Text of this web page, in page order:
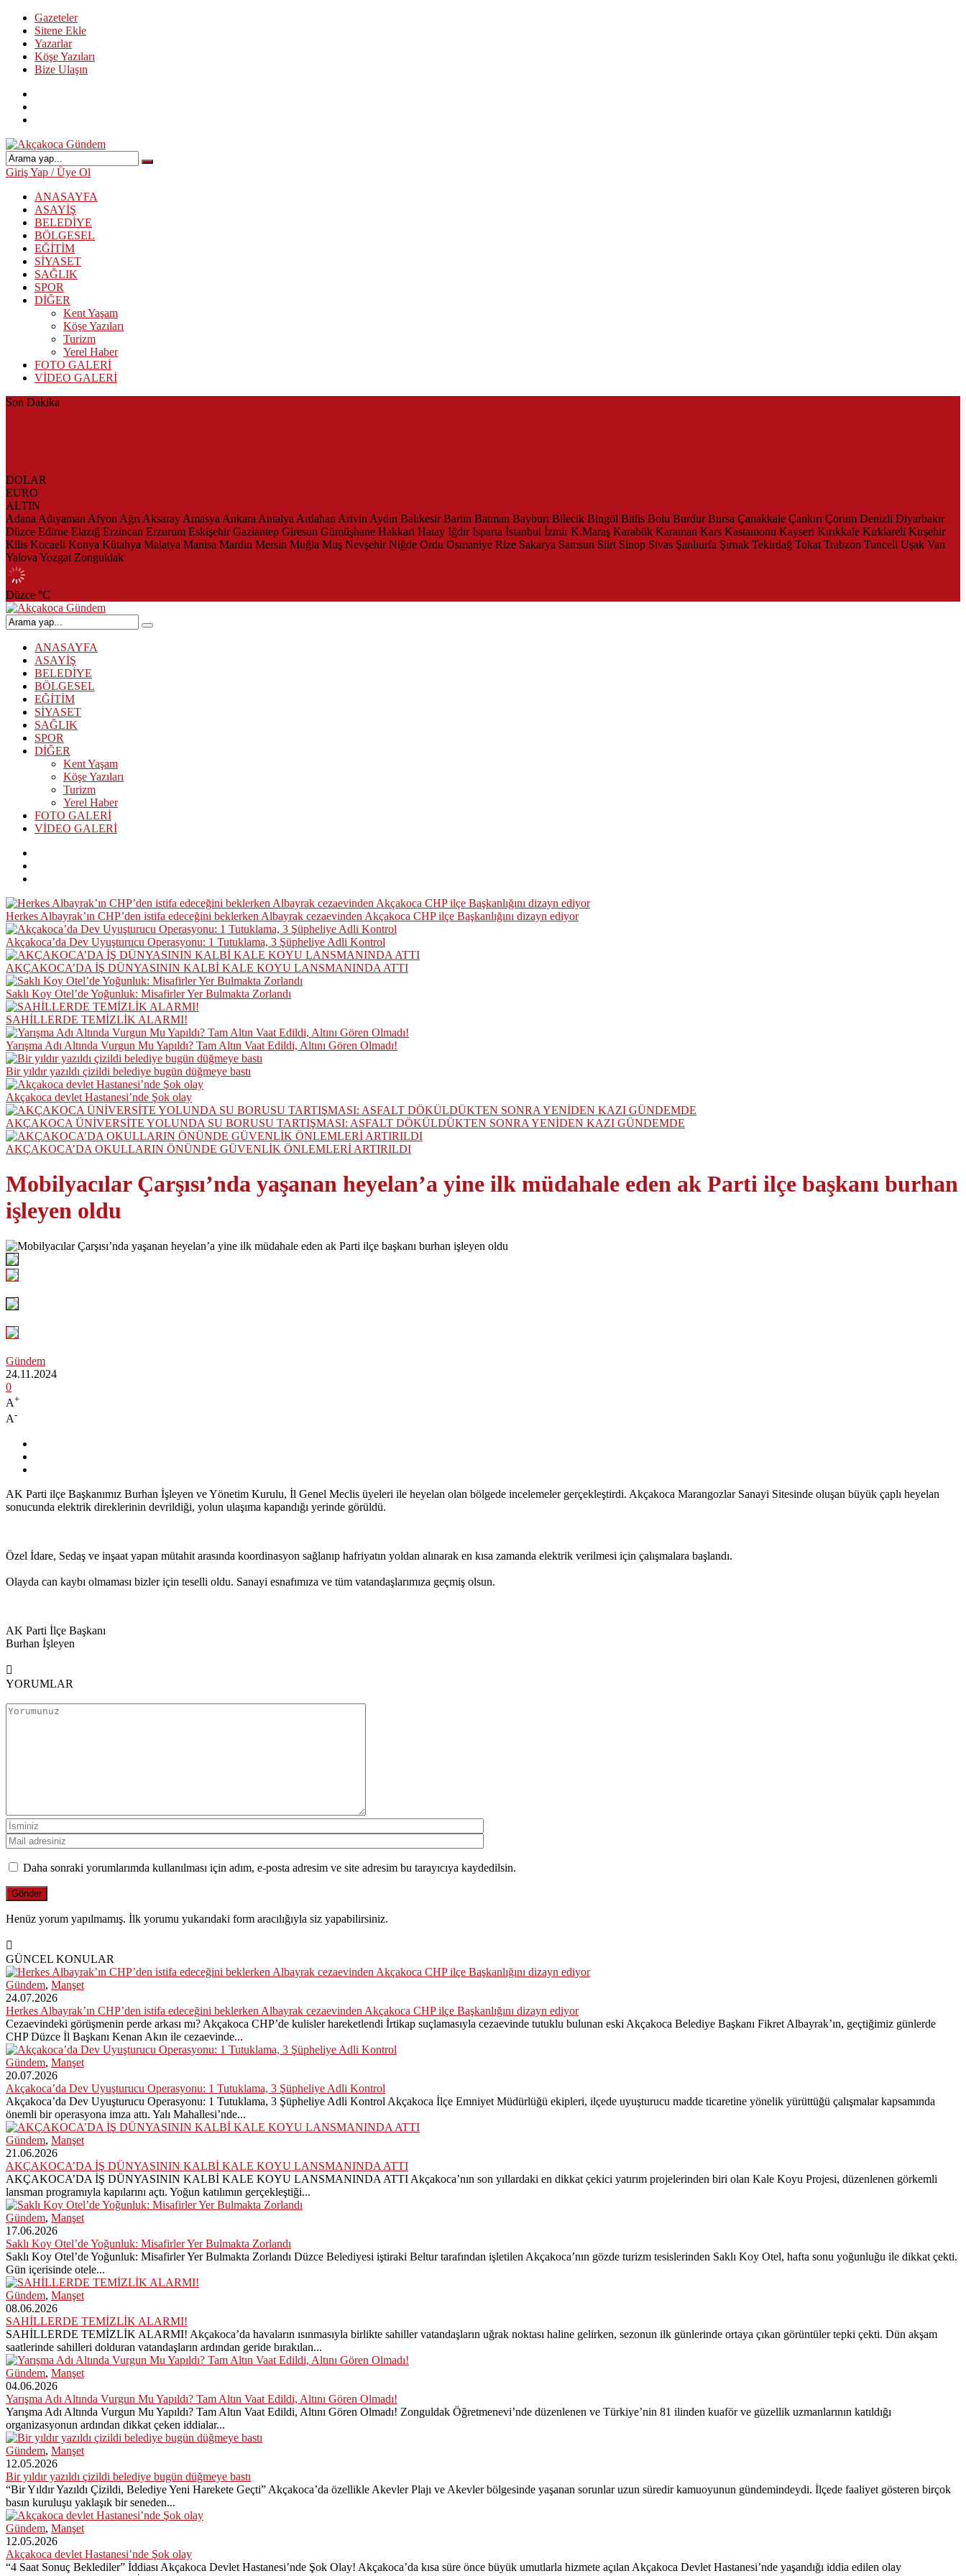
Gazeteler
Sitene Ekle
Yazarlar
Köşe Yazıları
Bize Ulaşın
Giriş Yap / Üye Ol
ANASAYFA
ASAYİŞ
BELEDİYE
BÖLGESEL
EĞİTİM
SİYASET
SAĞLIK
SPOR
DİĞER
Kent Yaşam
Köşe Yazıları
Turizm
Yerel Haber
FOTO GALERİ
VİDEO GALERİ
Son Dakika
DOLAR
EURO
ALTIN
Adana Adıyaman Afyon Ağrı Aksaray Amasya Ankara Antalya Ardahan Artvin Aydın Balıkesir Bartın Batman Bayburt Bilecik Bingöl Bitlis Bolu Burdur Bursa Çanakkale Çankırı Çorum Denizli Diyarbakır
Düzce Edirne Elazığ Erzincan Erzurum Eskişehir Gaziantep Giresun Gümüşhane Hakkari Hatay Iğdır Isparta İstanbul İzmir K.Maraş Karabük Karaman Kars Kastamonu Kayseri Kırıkkale Kırklareli Kırşehir
Kilis Kocaeli Konya Kütahya Malatya Manisa Mardin Mersin Muğla Muş Nevşehir Niğde Ordu Osmaniye Rize Sakarya Samsun Siirt Sinop Sivas Şanlıurfa Şırnak Tekirdağ Tokat Trabzon Tunceli Uşak Van
Yalova Yozgat Zonguldak
Düzce °C
ANASAYFA
ASAYİŞ
BELEDİYE
BÖLGESEL
EĞİTİM
SİYASET
SAĞLIK
SPOR
DİĞER
Kent Yaşam
Köşe Yazıları
Turizm
Yerel Haber
FOTO GALERİ
VİDEO GALERİ
Herkes Albayrak’ın CHP’den istifa edeceğini beklerken Albayrak cezaevinden Akçakoca CHP ilçe Başkanlığını dizayn ediyor
Akçakoca’da Dev Uyuşturucu Operasyonu: 1 Tutuklama, 3 Şüpheliye Adli Kontrol
AKÇAKOCA’DA İŞ DÜNYASININ KALBİ KALE KOYU LANSMANINDA ATTI
Saklı Koy Otel’de Yoğunluk: Misafirler Yer Bulmakta Zorlandı
SAHİLLERDE TEMİZLİK ALARMI!
Yarışma Adı Altında Vurgun Mu Yapıldı? Tam Altın Vaat Edildi, Altını Gören Olmadı!
Bir yıldır yazıldı çizildi belediye bugün düğmeye bastı
Akçakoca devlet Hastanesi’nde Şok olay
AKÇAKOCA ÜNİVERSİTE YOLUNDA SU BORUSU TARTIŞMASI: ASFALT DÖKÜLDÜKTEN SONRA YENİDEN KAZI GÜNDEMDE
AKÇAKOCA’DA OKULLARIN ÖNÜNDE GÜVENLİK ÖNLEMLERİ ARTIRILDI
Mobilyacılar Çarşısı’nda yaşanan heyelan’a yine ilk müdahale eden ak Parti ilçe başkanı burhan
işleyen oldu
Gündem
24.11.2024
0
A+
A-
AK Parti ilçe Başkanımız Burhan İşleyen ve Yönetim Kurulu, İl Genel Meclis üyeleri ile heyelan olan bölgede incelemeler gerçekleştirdi. Akçakoca Marangozlar Sanayi Sitesinde oluşan büyük çaplı heyelan
sonucunda elektrik direklerinin devrildiği, yolun ulaşıma kapandığı yerinde görüldü.
Özel İdare, Sedaş ve inşaat yapan mütahit arasında koordinasyon sağlanıp hafriyatın yoldan alınarak en kısa zamanda elektrik verilmesi için çalışmalara başlandı.
Olayda can kaybı olmaması bizler için teselli oldu. Sanayi esnafımıza ve tüm vatandaşlarımıza geçmiş olsun.
AK Parti İlçe Başkanı
Burhan İşleyen
YORUMLAR
Daha sonraki yorumlarımda kullanılması için adım, e-posta adresim ve site adresim bu tarayıcıya kaydedilsin.
Henüz yorum yapılmamış. İlk yorumu yukarıdaki form aracılığıyla siz yapabilirsiniz.
GÜNCEL KONULAR
Gündem, Manşet
24.07.2026
Herkes Albayrak’ın CHP’den istifa edeceğini beklerken Albayrak cezaevinden Akçakoca CHP ilçe Başkanlığını dizayn ediyor
Cezaevindeki görüşmenin perde arkası mı? Akçakoca CHP’de kulisler hareketlendi İrtikap suçlamasıyla cezaevinde tutuklu bulunan eski Akçakoca Belediye Başkanı Fikret Albayrak’ın, geçtiğimiz günlerde
CHP Düzce İl Başkanı Kenan Akın ile cezaevinde...
Gündem, Manşet
20.07.2026
Akçakoca’da Dev Uyuşturucu Operasyonu: 1 Tutuklama, 3 Şüpheliye Adli Kontrol
Akçakoca’da Dev Uyuşturucu Operasyonu: 1 Tutuklama, 3 Şüpheliye Adli Kontrol Akçakoca İlçe Emniyet Müdürlüğü ekipleri, ilçede uyuşturucu madde ticaretine yönelik yürüttüğü çalışmalar kapsamında
önemli bir operasyona imza attı. Yalı Mahallesi’nde...
Gündem, Manşet
21.06.2026
AKÇAKOCA’DA İŞ DÜNYASININ KALBİ KALE KOYU LANSMANINDA ATTI
AKÇAKOCA’DA İŞ DÜNYASININ KALBİ KALE KOYU LANSMANINDA ATTI Akçakoca’nın son yıllardaki en dikkat çekici yatırım projelerinden biri olan Kale Koyu Projesi, düzenlenen görkemli
lansman programıyla kapılarını açtı. Yoğun katılımın gerçekleştiği...
Gündem, Manşet
17.06.2026
Saklı Koy Otel’de Yoğunluk: Misafirler Yer Bulmakta Zorlandı
Saklı Koy Otel’de Yoğunluk: Misafirler Yer Bulmakta Zorlandı Düzce Belediyesi iştiraki Beltur tarafından işletilen Akçakoca’nın gözde turizm tesislerinden Saklı Koy Otel, hafta sonu yoğunluğu ile dikkat çekti.
Gün içerisinde otele...
Gündem, Manşet
08.06.2026
SAHİLLERDE TEMİZLİK ALARMI!
SAHİLLERDE TEMİZLİK ALARMI! Akçakoca’da havaların ısınmasıyla birlikte sahiller vatandaşların uğrak noktası haline gelirken, sezonun ilk günlerinde ortaya çıkan görüntüler tepki çekti. Dün akşam
saatlerinde sahilleri dolduran vatandaşların ardından geride bırakılan...
Gündem, Manşet
04.06.2026
Yarışma Adı Altında Vurgun Mu Yapıldı? Tam Altın Vaat Edildi, Altını Gören Olmadı!
Yarışma Adı Altında Vurgun Mu Yapıldı? Tam Altın Vaat Edildi, Altını Gören Olmadı! Zonguldak Öğretmenevi’nde düzenlenen ve Türkiye’nin 81 ilinden kuaför ve güzellik uzmanlarının katıldığı
organizasyonun ardından dikkat çeken iddialar...
Gündem, Manşet
12.05.2026
Bir yıldır yazıldı çizildi belediye bugün düğmeye bastı
“Bir Yıldır Yazıldı Çizildi, Belediye Yeni Harekete Geçti” Akçakoca’da özellikle Akevler Plajı ve Akevler bölgesinde yaşanan sorunlar uzun süredir kamuoyunun gündemindeydi. İlçede faaliyet gösteren birçok
basın kuruluşu yaklaşık bir seneden...
Gündem, Manşet
12.05.2026
Akçakoca devlet Hastanesi’nde Şok olay
“4 Saat Sonuç Beklediler” İddiası Akçakoca Devlet Hastanesi’nde Şok Olay! Akçakoca’da kısa süre önce büyük umutlarla hizmete açılan Akçakoca Devlet Hastanesi’nde yaşandığı iddia edilen olay